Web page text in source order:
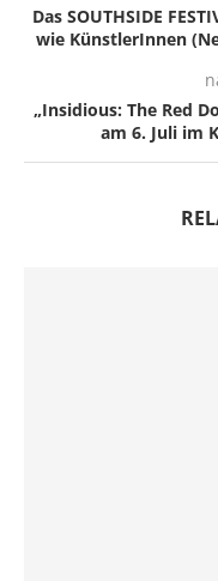
Das SOUTHSIDE
wie KünstlerInnen
„Insidious: The Red
am 6. Juli im